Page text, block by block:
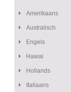
Amerikaans
Australisch
Engels
Hawai
Hollands
Italiaans